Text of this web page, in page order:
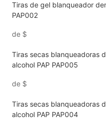
Tiras de gel blanqueador
PAP002
de $
Tiras secas blanqueadoras
alcohol PAP PAP005
de $
Tiras secas blanqueadoras
alcohol PAP PAP004